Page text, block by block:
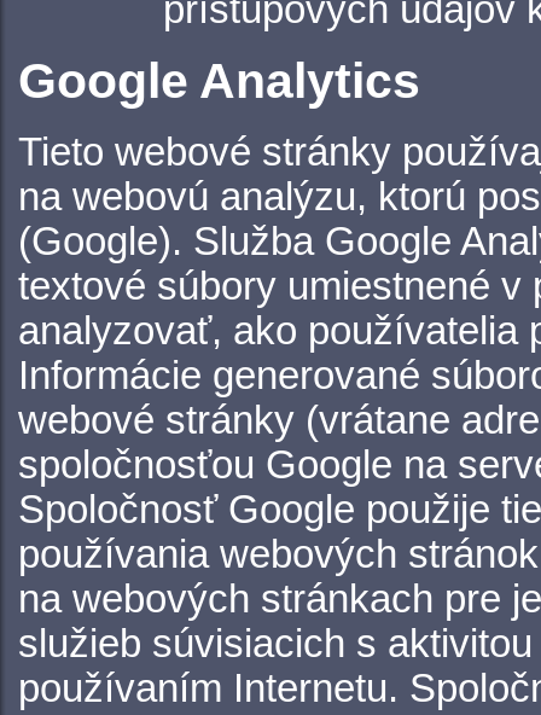
prístupových údajov
Google Analytics
Tieto webové stránky
na webovú analýzu, ktorú
(Google). Služba Google
textové súbory umiestnené v
analyzovať, ako používatelia
Informácie generované
webové stránky (vrátane
spoločnosťou Google na
Spoločnosť Google použije
používania webových
na webových stránkach pre
služieb súvisiacich s
používaním Internetu.